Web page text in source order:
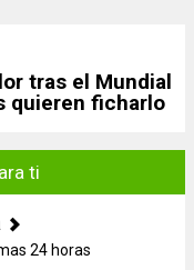
tras el Mundial
quieren ficharlo
ti
24 horas